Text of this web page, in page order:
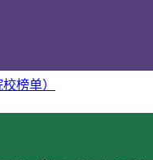
榜单）